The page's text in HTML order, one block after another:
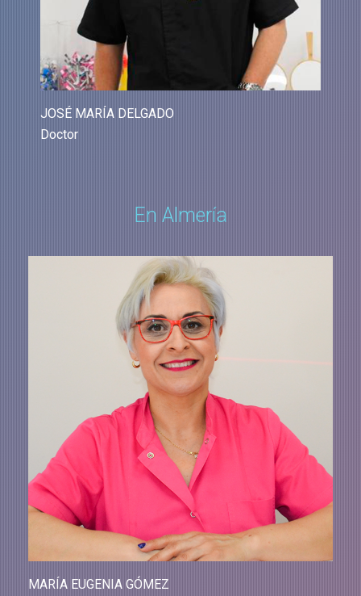
JOSÉ MARÍA DELGADO
Doctor
En Almería
MARÍA EUGENIA GÓMEZ